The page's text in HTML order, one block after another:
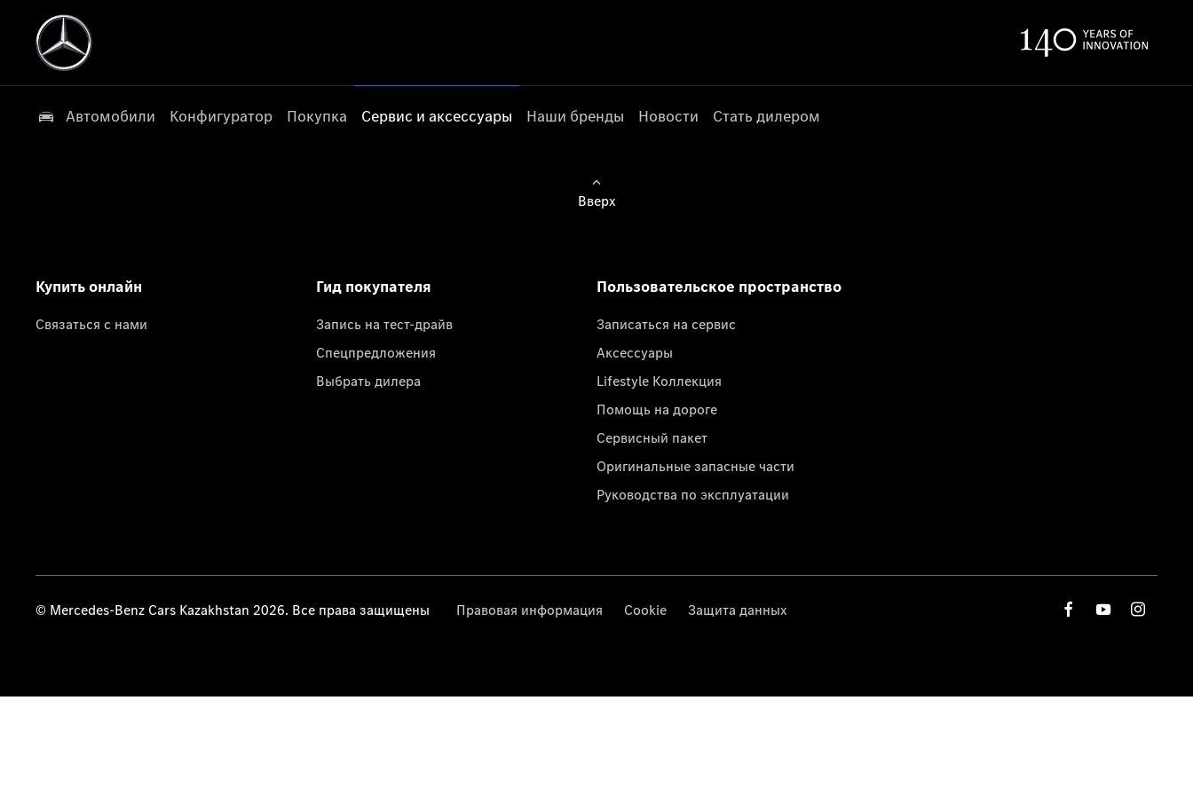
Автомобили Конфигуратор Покупка Сервис и аксессуары Наши бренды Новости Стать дилером
Вверх
Купить онлайн
Связаться с нами
Гид покупателя
Запись на тест-драйв
Спецпредложения
Выбрать дилера
Пользовательское пространство
Записаться на сервис
Аксессуары
Lifestyle Коллекция
Помощь на дороге
Сервисный пакет
Оригинальные запасные части
Руководства по эксплуатации
© Mercedes-Benz Cars Kazakhstan 2026. Все права защищены Правовая информация Cookie Защита данных